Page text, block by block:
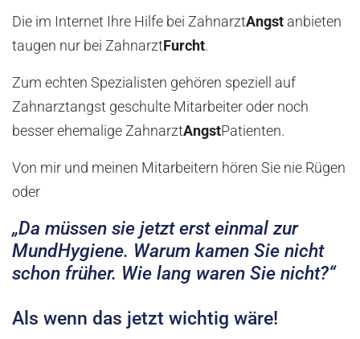
Die im Internet Ihre Hilfe bei ZahnarztAngst anbieten
taugen nur bei Zahnarzt Furcht.
Zum echten Spezialisten gehören speziell auf
Zahnarztangst geschulte Mitarbeiter oder noch
besser ehemalige ZahnarztAngstPatienten.
Von mir und meinen Mitarbeitern hören Sie nie Rügen
oder
„Da müssen sie jetzt erst einmal zur
MundHygiene. Warum kamen Sie nicht
schon früher. Wie lang waren Sie nicht?“
Als wenn das jetzt wichtig wäre!